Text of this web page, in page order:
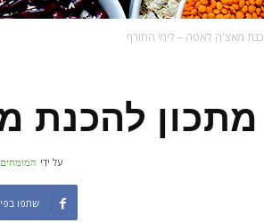
מאצ'ה לאטה – לימי החורף
מתכון להכנת
על ידי
שתפו